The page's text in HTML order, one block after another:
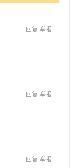
回复 举报
回复 举报
回复 举报